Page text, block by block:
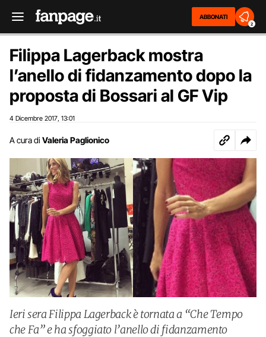
ABBONATI
2
Filippa Lagerback mostra
l’anello di fidanzamento dopo la
proposta di Bossari al GF Vip
4 Dicembre 2017 13:01
A cura di Valeria Paglionico
Ieri sera Filippa Lagerback è tornata a “Che Tempo
che Fa” e ha sfoggiato l’anello di fidanzamento